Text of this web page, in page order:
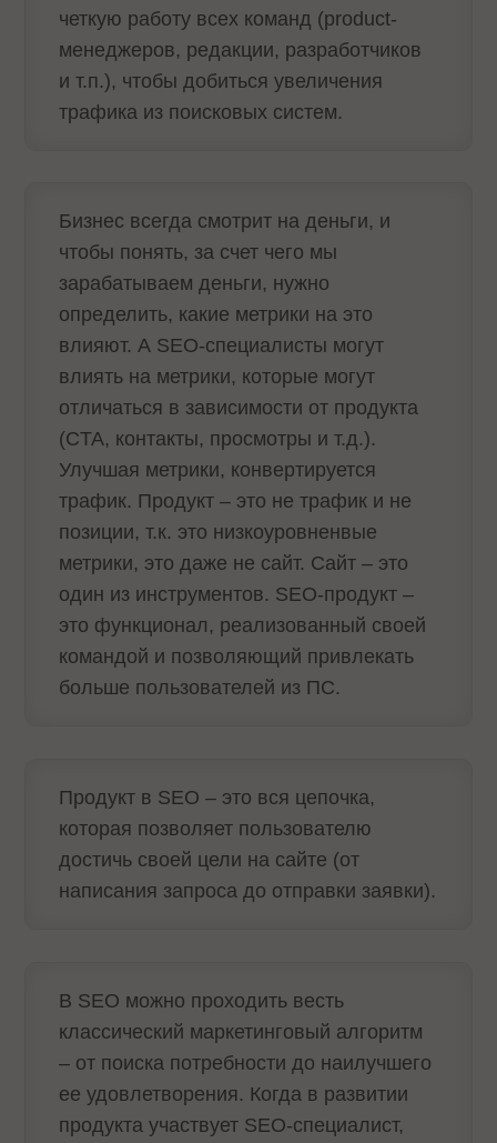
четкую работу всех команд (product-
менеджеров, редакции, разработчиков
и т.п.), чтобы добиться увеличения
трафика из поисковых систем.
Бизнес всегда смотрит на деньги, и
чтобы понять, за счет чего мы
зарабатываем деньги, нужно
определить, какие метрики на это
влияют. А SEO-специалисты могут
влиять на метрики, которые могут
отличаться в зависимости от продукта
(CTA, контакты, просмотры и т.д.).
Улучшая метрики, конвертируется
трафик. Продукт – это не трафик и не
позиции, т.к. это низкоуровненвые
метрики, это даже не сайт. Сайт – это
один из инструментов. SEO-продукт –
это функционал, реализованный своей
командой и позволяющий привлекать
больше пользователей из ПС.
Продукт в SEO – это вся цепочка,
которая позволяет пользователю
достичь своей цели на сайте (от
написания запроса до отправки заявки).
В SEO можно проходить весть
классический маркетинговый алгоритм
– от поиска потребности до наилучшего
ее удовлетворения. Когда в развитии
продукта участвует SEO-специалист,